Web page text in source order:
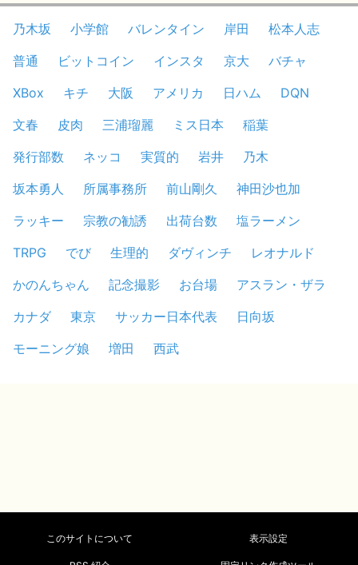
乃木坂 小学館 バレンタイン 岸田
松本人志
普通
ビットコイン インスタ 京大
バチャ
XBox
キチ 大阪 アメリカ 日ハム
DQN
文春
皮肉 三浦瑠麗 ミス日本
稲葉
発行部数
ネッコ 実質的 岩井
乃木
坂本勇人
所属事務所 前山剛久
神田沙也加
ラッキー
宗教の勧誘 出荷台数
塩ラーメン
TRPG
でび 生理的 ダヴィンチ
レオナルド
かのんちゃん
記念撮影 お台場
アスラン・ザラ
カナダ
東京 サッカー日本代表
日向坂
モーニング娘
増田 西武
このサイトについて 表示設定